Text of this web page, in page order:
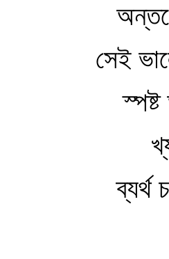
সেই
ব্যর্থ